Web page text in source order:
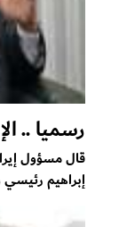
رسميا ..
قال مسؤول
إبراهيم رئيسي